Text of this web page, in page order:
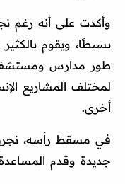
وأكدت على أنه رغم
بسيطًا، ويقوم
طور مدارس
لمختلف المشاريع
أخرى.
في مسقط رأسه،
جديدة وقدم